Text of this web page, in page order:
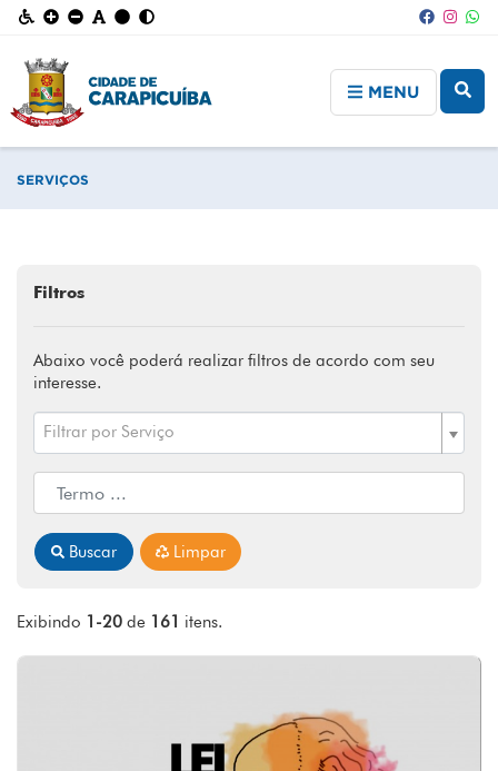
MENU
SERVIÇOS
Exibindo 1-20 de 161 itens.
Filtros
Abaixo você poderá realizar filtros de acordo com seu
interesse.
Filtrar por Serviço
Buscar Limpar